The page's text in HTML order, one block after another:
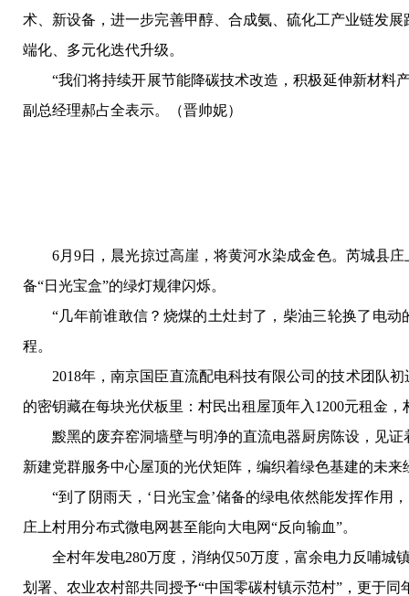
术、新设备，进一步完善甲醇、合成氨、硫化工产业链发
端化、多元化迭代升级。
“我们将持续开展节能降碳技术改造，积极延伸新材料
副总经理郝占全表示。（晋帅妮）
6月9日，晨光掠过高崖，将黄河水染成金色。芮城县
备“日光宝盒”的绿灯规律闪烁。
“几年前谁敢信？烧煤的土灶封了，柴油三轮换了电
程。
2018年，南京国臣直流配电科技有限公司的技术团队
的密钥藏在每块光伏板里：村民出租屋顶年入1200元租金
黢黑的废弃窑洞墙壁与明净的直流电器厨房陈设，见
新建党群服务中心屋顶的光伏矩阵，编织着绿色基建的未
“到了阴雨天，‘日光宝盒’储备的绿电依然能发挥作用
庄上村用分布式微电网甚至能向大电网“反向输血”。
全村年发电280万度，消纳仅50万度，富余电力反哺
划署、农业农村部共同授予“中国零碳村镇示范村”，更于